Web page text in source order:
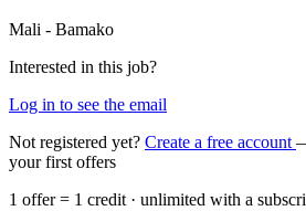
Mali - Bamako
Interested in this job?
Log in to see the email
Not registered yet? Create a free account
your first offers
1 offer = 1 credit · unlimited with a